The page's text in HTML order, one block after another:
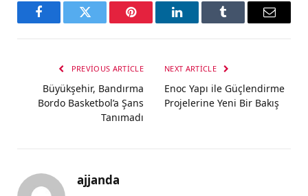
FacebookTwitter Pinterest LinkedInTumblr Email
PREVIOUS ARTICLE
Büyükşehir, Bandırma
Bordo Basketbol’a Şans
Tanımadı
NEXT ARTICLE
Enoc Yapı ile Güçlendirme
Projelerine Yeni Bir Bakış
ajjanda